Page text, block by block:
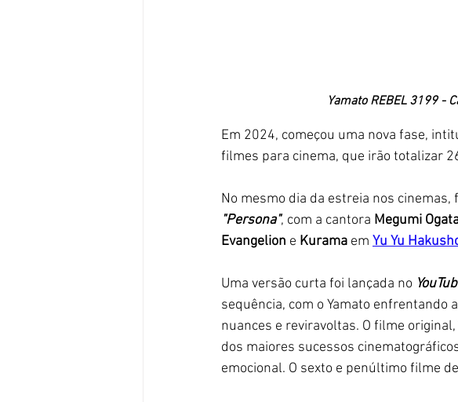
Yamato REBEL 3199 -
Em 2024, começou uma nova fase,
filmes para cinema, que irão totalizar
No mesmo dia da estreia nos
"Persona", com a cantora Megumi
Evangelion e Kurama em Yu Yu
Uma versão curta foi lançada no
sequência, com o Yamato enfrentando
nuances e reviravoltas. O filme original,
dos maiores sucessos
emocional. O sexto e penúltimo filme